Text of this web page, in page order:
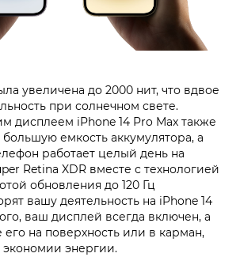
увеличена до 2000 нит, что вдвое
при солнечном свете.
дисплеем iPhone 14 Pro Max также
емкость аккумулятора, а
работает целый день на
Retina XDR вместе с технологией
обновления до 120 Гц
вашу деятельность на iPhone 14
ваш дисплей всегда включен, а
его на поверхность или в карман,
экономии энергии.